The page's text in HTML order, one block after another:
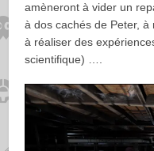
amèneront à vider un
à dos cachés de Peter, à
à réaliser des
scientifique) ….